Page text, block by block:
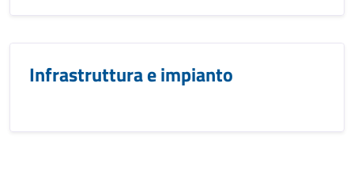
Infrastruttura e impianto